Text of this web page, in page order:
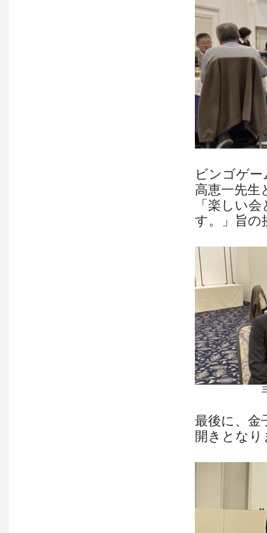
ビンゴゲ
高恵一先生
「楽しい
す。」旨の
最後に、金
開きとな